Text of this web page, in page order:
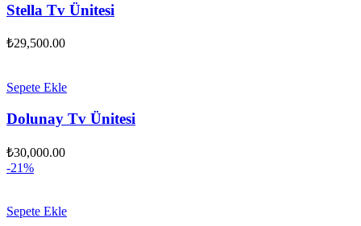
Stella Tv Ünitesi
₺29,500.00
Sepete Ekle
Dolunay Tv Ünitesi
₺30,000.00
-21%
Sepete Ekle